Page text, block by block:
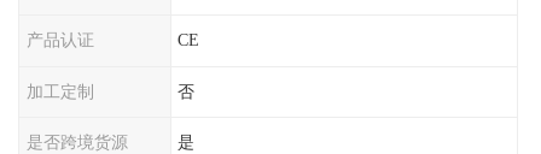
产品认证 CE
加工定制 否
是否跨境货源 是